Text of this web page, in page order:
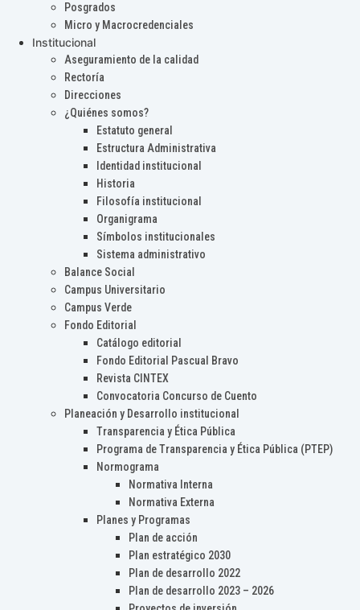
Posgrados
Micro y Macrocredenciales
Institucional
Aseguramiento de la calidad
Rectoría
Direcciones
¿Quiénes somos?
Estatuto general
Estructura Administrativa
Identidad institucional
Historia
Filosofía institucional
Organigrama
Símbolos institucionales
Sistema administrativo
Balance Social
Campus Universitario
Campus Verde
Fondo Editorial
Catálogo editorial
Fondo Editorial Pascual Bravo
Revista CINTEX
Convocatoria Concurso de Cuento
Planeación y Desarrollo institucional
Transparencia y Ética Pública
Programa de Transparencia y Ética Pública (PTEP)
Normograma
Normativa Interna
Normativa Externa
Planes y Programas
Plan de acción
Plan estratégico 2030
Plan de desarrollo 2022
Plan de desarrollo 2023 – 2026